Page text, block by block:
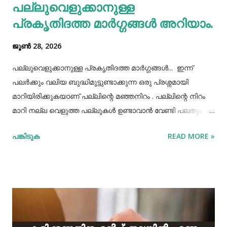
കൊണ്ടുവച്ചാൽ അത് അപ്പാടെ കുടിക്കാതെ മറ്റുള്ളവർക്ക്
കൂട...
പല്ലുവെളുക്കാനുള്ള
പ്രകൃതിദത്ത മാര്‍ഗ്ഗങ്ങള്‍ അറിയാം.
ജൂൺ 28, 2026
പല്ലുവെളുക്കാനുള്ള പ്രകൃതിദത്ത മാര്‍ഗ്ഗങ്ങള്‍... ഇന്ന്
പലർക്കും വലിയ ബുദ്ധിമുട്ടുണ്ടാക്കുന്ന ഒരു പ്രശ്നമായി
മാറിയിരിക്കുകയാണ് പല്ലിന്റെ മഞ്ഞനിറം . പല്ലിന്റെ നിറം
മാറി നല്ല വെളുത്ത പല്ലുകൾ ഉണ്ടാവാൻ വേണ്ടി പലതും
പല്ലിന്‍റെ മഞ്ഞനിറം മാറ്റാന്‍ പല മാര്‍ഗ്ഗങ്ങളും
പരിചയപ്പെടാം. പഴങ്ങളും പച്ചക്കറികളും വിറ്റാമിന്‍ സി
അടങ്ങിയ പഴങ്ങളും പച്ചക്കറികളും നാരങ്ങ വര്‍ഗ്ഗത്തില്‍ പെട്ട
പഴങ്ങളില്‍ വിറ്റാമിന്‍ സി ധാരാളമായി അടങ്ങിയിട്ടുണ്ട്. ഇവ
പങ്കിടുക READ MORE »